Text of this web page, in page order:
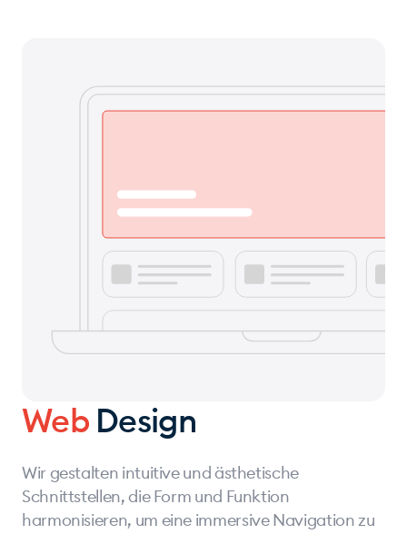
WebDesign
Wir gestalten intuitive und ästhetische
Schnittstellen, die Form und Funktion
harmonisieren, um eine immersive Navigation zu